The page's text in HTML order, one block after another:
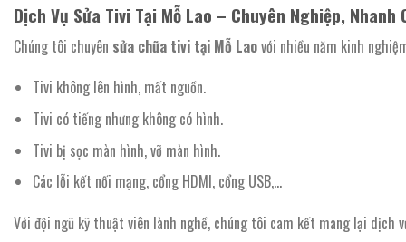
Dịch Vụ Sửa Tivi Tại Mỗ Lao – Chuyên Nghiệp, Nhanh
Chúng tôi chuyên sửa chữa tivi tại Mỗ Laovới nhiều năm kinh
Tivi không lên hình, mất nguồn.
Tivi có tiếng nhưng không có hình.
Tivi bị sọc màn hình, vỡ màn hình.
Các lỗi kết nối mạng, cổng HDMI, cổng USB,…
Với đội ngũ kỹ thuật viên lành nghề, chúng tôi cam kết mang lại dịch